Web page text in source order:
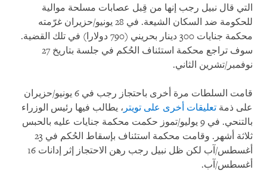
التي قال نبيل رجب إنها من قِبل عصابات مسلحة موالية
للحكومة ضد السكان الشيعة. في 28 يونيو/حزيران غرّمته
محكمة جنايات 300 دينار بحريني (790 دولارا) في تلك القضية.
سوف تراجع محكمة استئناف الحُكم في جلسة بتاريخ 27
نوفمبر/تشرين الثاني.
قامت السلطات مرة أخرى باحتجاز رجب في 6 يونيو/حزيران
على ذمة تعليقات أخرى على تويتر ، يطالب فيها رئيس الوزراء
بالتنحي. في 9 يوليو/تموز حكمت محكمة جنايات عليه بالحبس
ثلاثة أشهر. وقامت محكمة استئناف بإسقاط الحُكم في 23
أغسطس/آب لكن ظل نبيل رجب رهن الاحتجاز إثر إدانات 16
أغسطس/آب.